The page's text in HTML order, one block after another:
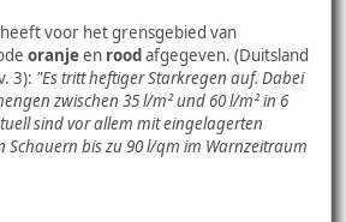
voor het grensgebied van
oranjeen roodafgegeven. (Duitsland
3): "Es tritt heftiger Starkregen auf. Dabei
zwischen 35 l/m² und 60 l/m² in 6
sind vor allem mit eingelagerten
Schauern bis zu 90 l/qm im Warnzeitraum